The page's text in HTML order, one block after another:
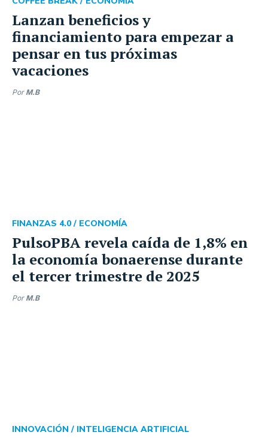
Lanzan beneficios y
financiamiento para empezar a
pensar en tus próximas
vacaciones
Por M.B
PulsoPBA revela caída de 1,8% en
la economía bonaerense durante
el tercer trimestre de 2025
FINANZAS 4.0 / ECONOMÍA
Por M.B
INNOVACIÓN / INTELIGENCIA ARTIFICIAL